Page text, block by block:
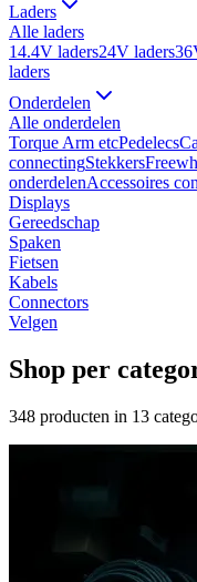
Laders
Alle laders
14.4V laders24V laders
laders
Onderdelen
Alle onderdelen
Torque Arm etcPedelecs
connectingStekkers
onderdelenAccessoires
Displays
Gereedschap
Spaken
Fietsen
Kabels
Connectors
Velgen
Shop per
348 producten in 13